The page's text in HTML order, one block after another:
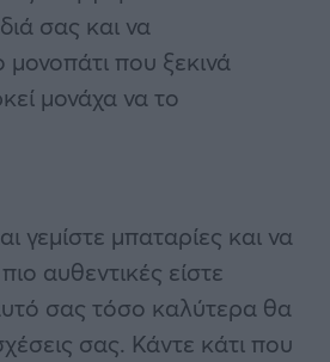
σας και να
που ξεκινά
μονάχα να το
γεμίστε μπαταρίες και να
αυθεντικές είστε
σας τόσο καλύτερα θα
σας. Κάντε κάτι που